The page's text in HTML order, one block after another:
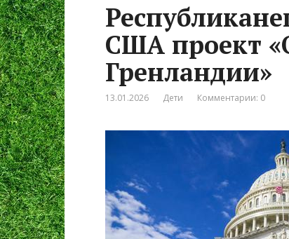
США проект
Гренландии»
13.01.2026 Дети Комментарии: 0